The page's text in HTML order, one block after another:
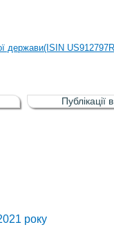
включена
держави(ISIN
державних позик
включена
Публікації
року